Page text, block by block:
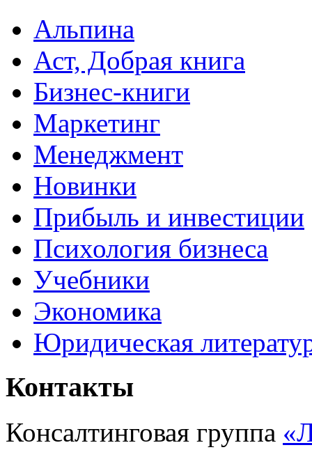
Альпина
Аст, Добрая книга
Бизнес-книги
Маркетинг
Менеджмент
Новинки
Прибыль и инвестиции
Психология бизнеса
Учебники
Экономика
Юридическая
Контакты
Консалтинговая группа